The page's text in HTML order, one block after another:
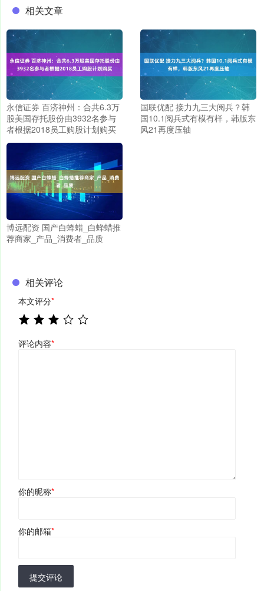
相关文章
永信证券 百济神州：合共6.3万
股美国存托股份由3932名参与
者根据2018员工购股计划购买
国联优配 接力九三大阅兵？韩
国10.1阅兵式有模有样，韩版东
风21再度压轴
博远配资 国产白蜂蜡_白蜂蜡推
荐商家_产品_消费者_品质
相关评论
本文评分*
评论内容*
你的昵称*
你的邮箱*
提交评论